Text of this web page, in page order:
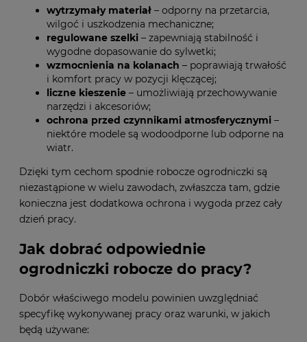
wytrzymały materiał – odporny na przetarcia,
wilgoć i uszkodzenia mechaniczne;
regulowane szelki – zapewniają stabilność i
wygodne dopasowanie do sylwetki;
wzmocnienia na kolanach – poprawiają trwałość
i komfort pracy w pozycji klęczącej;
liczne kieszenie – umożliwiają przechowywanie
narzędzi i akcesoriów;
ochrona przed czynnikami atmosferycznymi –
niektóre modele są wodoodporne lub odporne na
wiatr.
Dzięki tym cechom spodnie robocze ogrodniczki są
niezastąpione w wielu zawodach, zwłaszcza tam, gdzie
konieczna jest dodatkowa ochrona i wygoda przez cały
dzień pracy.
Jak dobrać odpowiednie
ogrodniczki robocze do pracy?
Dobór właściwego modelu powinien uwzględniać
specyfikę wykonywanej pracy oraz warunki, w jakich
będą używane: